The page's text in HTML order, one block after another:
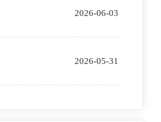
2026-06-03
2026-05-31